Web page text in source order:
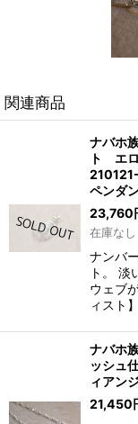
関連商品
ナバホ
ト エ
ペンダ
23,760
在庫なし
ナンバ
ト。 淡
ウェブ
ィスト
ナバホ
ッシュ
ィアン
21,450